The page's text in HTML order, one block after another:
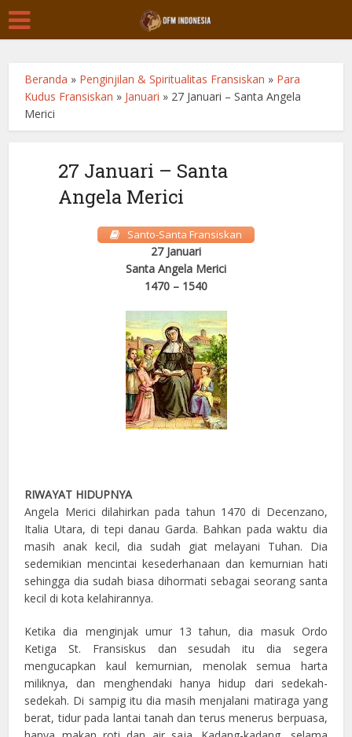
Beranda » Penginjilan & Spiritualitas Fransiskan » Para
Kudus Fransiskan » Januari » 27 Januari – Santa Angela
Merici
27 Januari – Santa
Angela Merici
Santo-Santa Fransiskan
27 Januari
Santa Angela Merici
1470 – 1540
RIWAYAT HIDUPNYA
Angela Merici dilahirkan pada tahun 1470 di Decenzano,
Italia Utara, di tepi danau Garda. Bahkan pada waktu dia
masih anak kecil, dia sudah giat melayani Tuhan. Dia
sedemikian mencintai kesederhanaan dan kemurnian hati
sehingga dia sudah biasa dihormati sebagai seorang santa
kecil di kota kelahirannya.
Ketika dia menginjak umur 13 tahun, dia masuk Ordo
Ketiga St. Fransiskus dan sesudah itu dia segera
mengucapkan kaul kemurnian, menolak semua harta
miliknya, dan menghendaki hanya hidup dari sedekah-
sedekah. Di sampig itu dia masih menjalani matiraga yang
berat, tidur pada lantai tanah dan terus menerus berpuasa,